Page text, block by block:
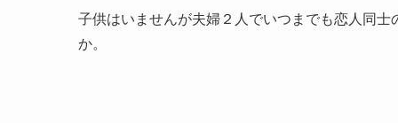
子供はいませんが夫婦２人でいつまでも恋人同
か。